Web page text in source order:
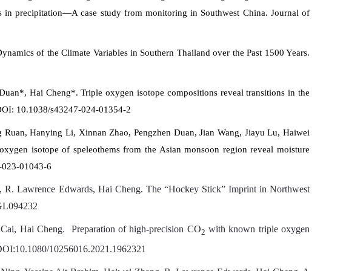
precipitation—A case study from monitoring in Southwest China. Journal of
of the Climate Variables in Southern Thailand over the Past 1500 Years.
Hai Cheng*. Triple oxygen isotope compositions reveal transitions in the
10.1038/s43247-024-01354-2
Hanying Li, Xinnan Zhao, Pengzhen Duan, Jian Wang, Jiayu Lu, Haiwei
isotope of speleothems from the Asian monsoon region reveal moisture
01043-6
Lawrence Edwards, Hai Cheng. The “Hockey Stick” Imprint in Northwest
Hai Cheng. Preparation of high-precision CO2 with known triple oxygen
10256016.2021.1962321